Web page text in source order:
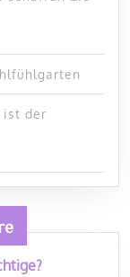
ist der